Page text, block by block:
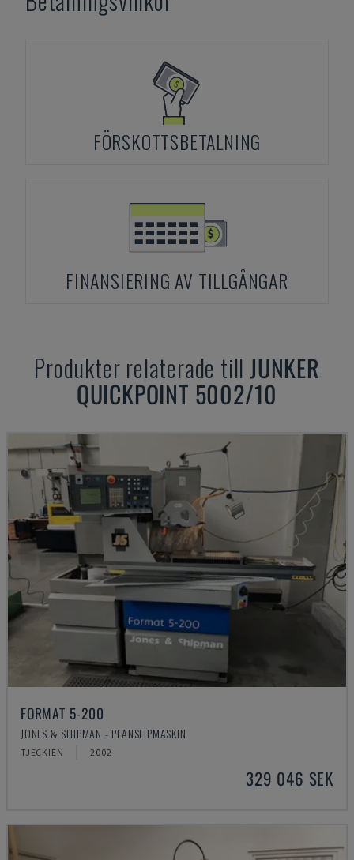
FÖRSKOTTSBETALNING
FINANSIERING AV TILLGÅNGAR
Produkter relaterade till JUNKER
QUICKPOINT 5002/10
FORMAT 5-200
JONES & SHIPMAN - PLANSLIPMASKIN
TJECKIEN 2002
329 046 SEK